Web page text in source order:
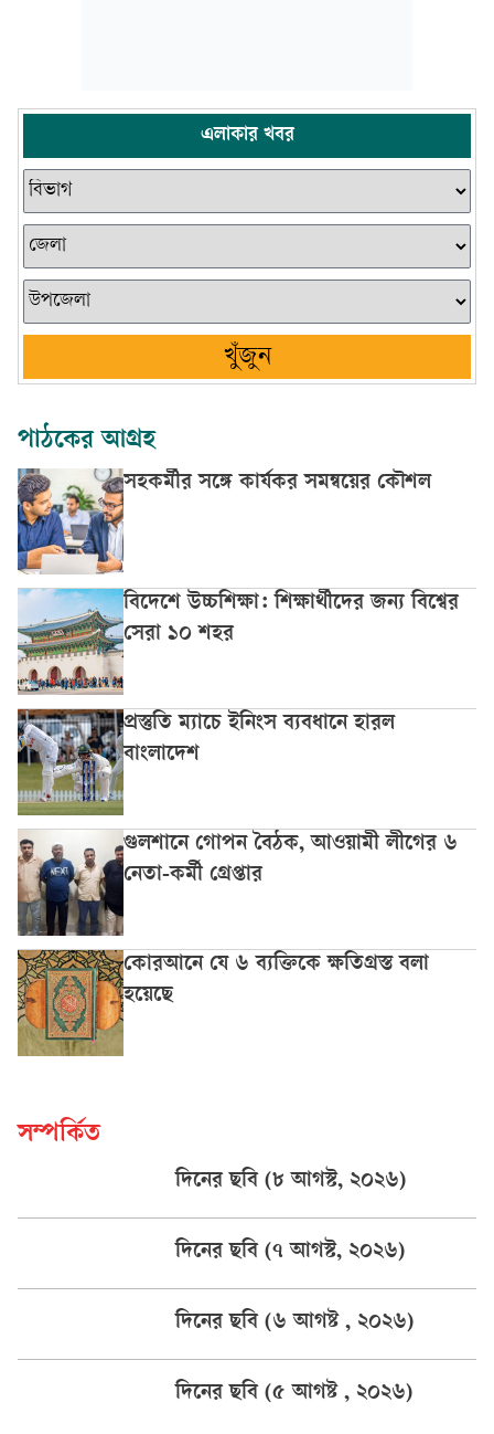
এলাকার খবর
খুঁজুন
পাঠকের আগ্রহ
সহকর্মীর সঙ্গে কার্যকর সমন্বয়ের কৌশল
বিদেশে উচ্চশিক্ষা: শিক্ষার্থীদের জন্য বিশ্বের
সেরা ১০ শহর
প্রস্তুতি ম্যাচে ইনিংস ব্যবধানে হারল
বাংলাদেশ
গুলশানে গোপন বৈঠক, আওয়ামী লীগের ৬
নেতা-কর্মী গ্রেপ্তার
কোরআনে যে ৬ ব্যক্তিকে ক্ষতিগ্রস্ত বলা
হয়েছে
সম্পর্কিত
দিনের ছবি (৮ আগস্ট, ২০২৬)
দিনের ছবি (৭ আগস্ট, ২০২৬)
দিনের ছবি (৬ আগষ্ট , ২০২৬)
দিনের ছবি (৫ আগষ্ট , ২০২৬)